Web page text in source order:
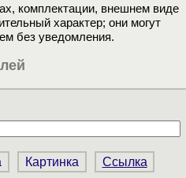
комплектации, внешнем виде
характер; они могут
без уведомления.
Картинка Ссылка